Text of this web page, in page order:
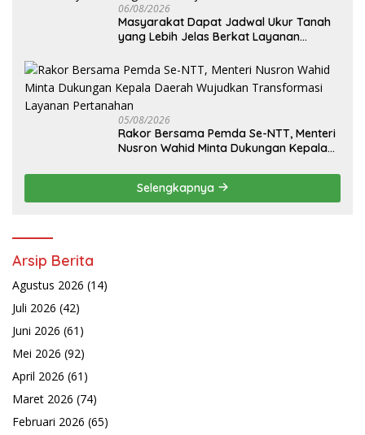
06/08/2026
Masyarakat Dapat Jadwal Ukur Tanah
yang Lebih Jelas Berkat Layanan
05/08/2026
Rakor Bersama Pemda Se-NTT, Menteri
Nusron Wahid Minta Dukungan Kepala
Layanan Pertanahan
Selengkapnya
Arsip Berita
Agustus 2026 (14)
Juli 2026 (42)
Juni 2026 (61)
Mei 2026 (92)
April 2026 (61)
Maret 2026 (74)
Februari 2026 (65)